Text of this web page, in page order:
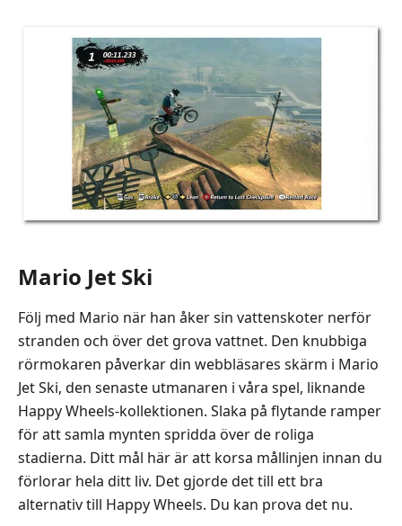
Mario Jet Ski
Följ med Mario när han åker sin vattenskoter nerför
stranden och över det grova vattnet. Den knubbiga
rörmokaren påverkar din webbläsares skärm i Mario
Jet Ski, den senaste utmanaren i våra spel, liknande
Happy Wheels-kollektionen. Slaka på flytande ramper
för att samla mynten spridda över de roliga
stadierna. Ditt mål här är att korsa mållinjen innan du
förlorar hela ditt liv. Det gjorde det till ett bra
alternativ till Happy Wheels. Du kan prova det nu.